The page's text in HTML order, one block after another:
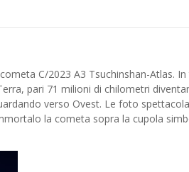
C/2023 A3 Tsuchinshan-Atlas.
pari 71 milioni di chilometri
verso Ovest. Le foto
la cometa sopra la cupola